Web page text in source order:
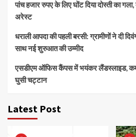
पांच हजार रुपए के लिए घोंट दिया दोस्ती का
अरेस्ट
धराली आपदा की पहली बरसी: ग्रामीणों ने दी
साथ नई शुरुआत की उम्मीद
एसडीएम ऑफिस कैंपस में भयंकर लैंडस्लाइड,
घुसी चट्टान
Latest Post